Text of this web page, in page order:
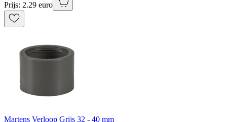
Prijs: 2.29 euro
Martens Verloop Grijs 32 - 40 mm